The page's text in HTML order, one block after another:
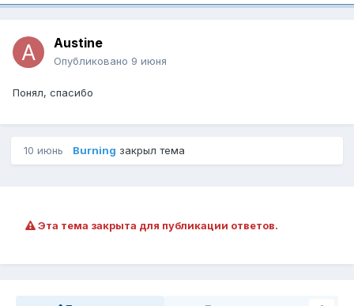
Austine
Опубликовано 9 июня
Понял, спасибо
10 июнь Burning закрыл тема
Эта тема закрыта для публикации ответов.